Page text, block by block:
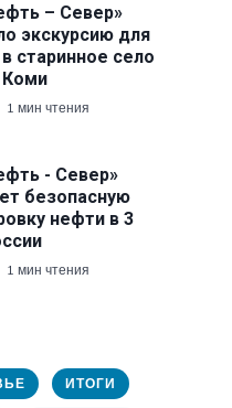
– Север»
экскурсию для
старинное село
Коми
1 мин чтения
- Север»
безопасную
нефти в 3
1 мин чтения
ИТОГИ